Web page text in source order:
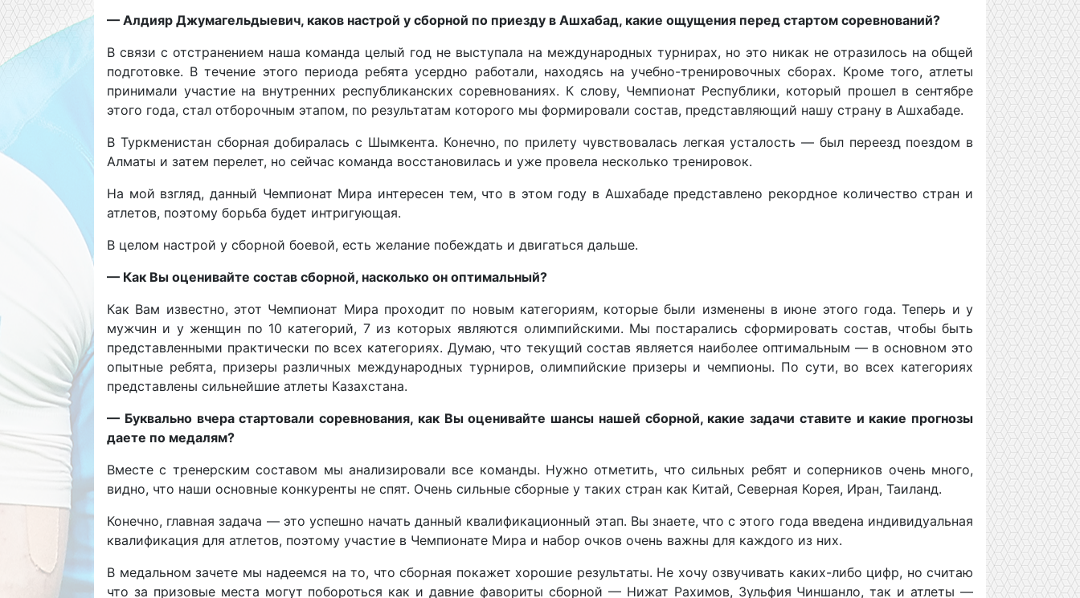
— Алдияр Джумагельдыевич, каков настрой у сборной по приезду в Ашхабад, какие ощущения перед стартом соревнований?
В связи с отстранением наша команда целый год не выступала на международных турнирах, но это никак не отразилось на общей
подготовке. В течение этого периода ребята усердно работали, находясь на учебно-тренировочных сборах. Кроме того, атлеты
принимали участие на внутренних республиканских соревнованиях. К слову, Чемпионат Республики, который прошел в сентябре
этого года, стал отборочным этапом, по результатам которого мы формировали состав, представляющий нашу страну в Ашхабаде.
В Туркменистан сборная добиралась с Шымкента. Конечно, по прилету чувствовалась легкая усталость — был переезд поездом в
Алматы и затем перелет, но сейчас команда восстановилась и уже провела несколько тренировок.
На мой взгляд, данный Чемпионат Мира интересен тем, что в этом году в Ашхабаде представлено рекордное количество стран и
атлетов, поэтому борьба будет интригующая.
В целом настрой у сборной боевой, есть желание побеждать и двигаться дальше.
— Как Вы оценивайте состав сборной, насколько он оптимальный?
Как Вам известно, этот Чемпионат Мира проходит по новым категориям, которые были изменены в июне этого года. Теперь и у
мужчин и у женщин по 10 категорий, 7 из которых являются олимпийскими. Мы постарались сформировать состав, чтобы быть
представленными практически по всех категориях. Думаю, что текущий состав является наиболее оптимальным — в основном это
опытные ребята, призеры различных международных турниров, олимпийские призеры и чемпионы. По сути, во всех категориях
представлены сильнейшие атлеты Казахстана.
— Буквально вчера стартовали соревнования, как Вы оценивайте шансы нашей сборной, какие задачи ставите и какие прогнозы
даете по медалям?
Вместе с тренерским составом мы анализировали все команды. Нужно отметить, что сильных ребят и соперников очень много,
видно, что наши основные конкуренты не спят. Очень сильные сборные у таких стран как Китай, Северная Корея, Иран, Таиланд.
Конечно, главная задача — это успешно начать данный квалификационный этап. Вы знаете, что с этого года введена индивидуальная
квалификация для атлетов, поэтому участие в Чемпионате Мира и набор очков очень важны для каждого из них.
В медальном зачете мы надеемся на то, что сборная покажет хорошие результаты. Не хочу озвучивать каких-либо цифр, но считаю
что за призовые места могут побороться как и давние фавориты сборной — Нижат Рахимов, Зульфия Чиншанло, так и атлеты —